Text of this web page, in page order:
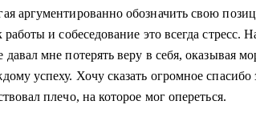
аргументированно обозначить свою
и собеседование это всегда стресс.
мне потерять веру в себя, оказывая
успеху. Хочу сказать огромное спасибо
плечо, на которое мог опереться.